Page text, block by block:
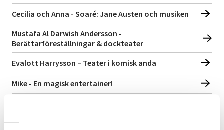
Cecilia och Anna - Soaré: Jane Austen och musiken
Mustafa Al Darwish Andersson -
Berättarföreställningar & dockteater
Evalott Harrysson – Teater i komisk anda
Mike - En magisk entertainer!
Clownlabbet - Show & Mingel